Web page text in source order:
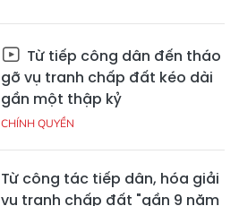
Từ tiếp công dân đến tháo
gỡ vụ tranh chấp đất kéo dài
gần một thập kỷ
CHÍNH QUYỀN
Từ công tác tiếp dân, hóa giải
vụ tranh chấp đất "gần 9 năm